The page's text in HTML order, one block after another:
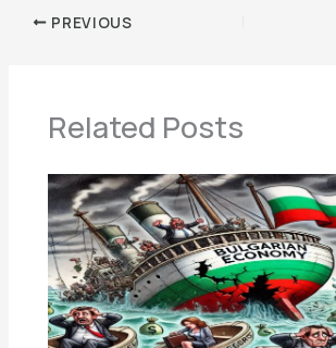
PREVIOUS
Related Posts